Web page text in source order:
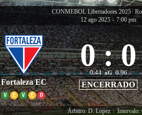
CONMEBOL Libertadores 2025
12 ago 2025 - 7:00 pm
Fortaleza EC
V E V E D
0 : 0
0.44 xG 0.96
ENCERRADO
Árbitro: D. Lopez Intervalo: